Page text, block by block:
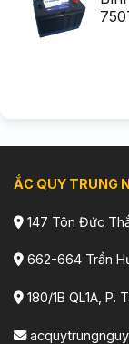
ẮC QUY TRUNG
147 Tôn Đức
662-664 Trần
180/1B QL1A, P.